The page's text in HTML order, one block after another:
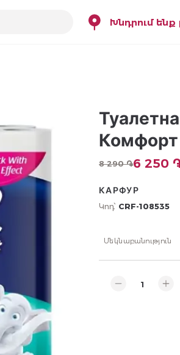
Խնդրում ենք
8 290 ֏6 250
КАРФУР
Կոդ՝ CRF-108535
Մեկնաբանություն